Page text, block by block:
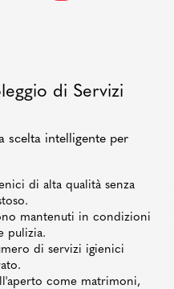
di Servizi
scelta intelligente per
di alta qualità senza
mantenuti in condizioni
pulizia.
di servizi igienici
come matrimoni,